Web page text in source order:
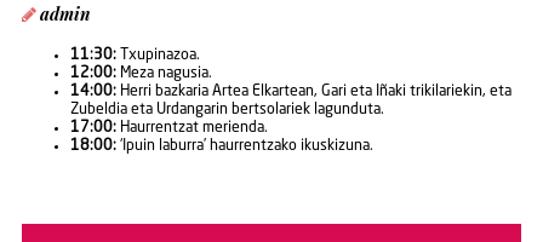
admin
11:30:Txupinazoa.
12:00:Meza nagusia.
14:00:Herri bazkaria Artea Elkartean, Gari eta Iñaki trikilariekin, eta
Zubeldia eta Urdangarin bertsolariek lagunduta.
17:00:Haurrentzat merienda.
18:00:‘Ipuin laburra’ haurrentzako ikuskizuna.